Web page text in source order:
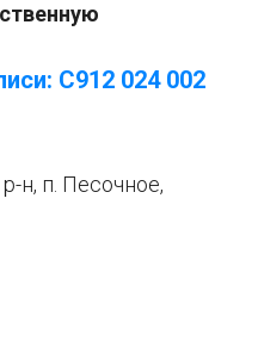
С912 024 002
н, п. Песочное,